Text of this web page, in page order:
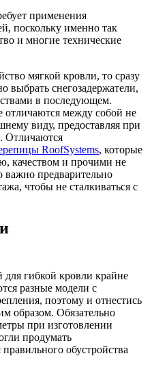
применения
поскольку именно так
и многие технические
мягкой кровли, то сразу
выбрать снегозадержатели,
в последующем.
отличаются между собой не
виду, предоставляя при
Отличаются
RoofSystems, которые
качеством и прочими не
предварительно
чтобы не сталкиваться с
для гибкой кровли крайне
разные модели с
поэтому и отнестись
образом. Обязательно
при изготовлении
продумать
обустройства